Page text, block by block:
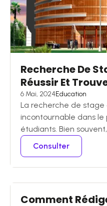
Recherche De
Réussir Et
6 Mai, 2024Education
La recherche de
incontournable dans
étudiants. Bien
Consulter
Comment